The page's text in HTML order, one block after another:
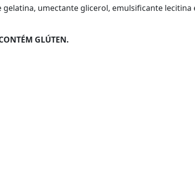
umectante glicerol, emulsificante lecitina
GLÚTEN.